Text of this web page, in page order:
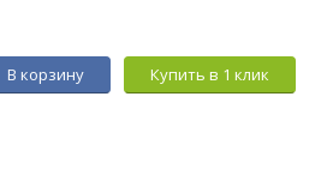
В корзину Купить в 1 клик